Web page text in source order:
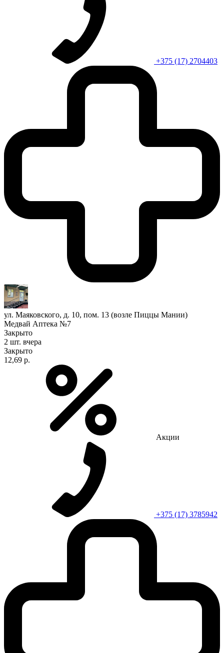
+375 (17) 2704403
ул. Маяковского, д. 10, пом. 13 (возле Пиццы Мании)
Медвай Аптека №7
Закрыто
2 шт. вчера
Закрыто
12,69 р.
Акции
+375 (17) 3785942